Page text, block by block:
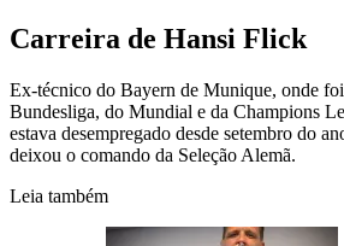
Carreira de Hansi Flick
Ex-técnico do Bayern de Munique, onde foi
Bundesliga, do Mundial e da Champions
estava desempregado desde setembro do
deixou o comando da Seleção Alemã.
Leia também